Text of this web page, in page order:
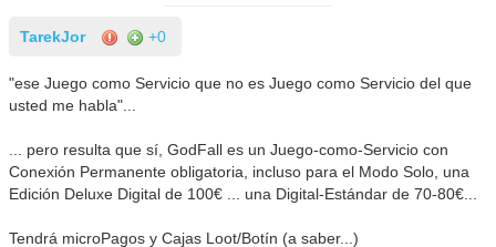
TarekJor +0
"ese Juego como Servicio que no es Juego como Servicio del que
usted me habla"...
... pero resulta que sí, GodFall es un Juego-como-Servicio con
Conexión Permanente obligatoria, incluso para el Modo Solo, una
Edición Deluxe Digital de 100€ ... una Digital-Estándar de 70-80€...
Tendrá microPagos y Cajas Loot/Botín (a saber...)